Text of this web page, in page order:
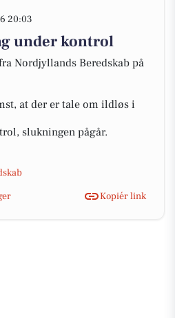
20:03
under kontrol
Nordjyllands Beredskab på
at der er tale om ildløs i
slukningen pågår.
Kopiér link